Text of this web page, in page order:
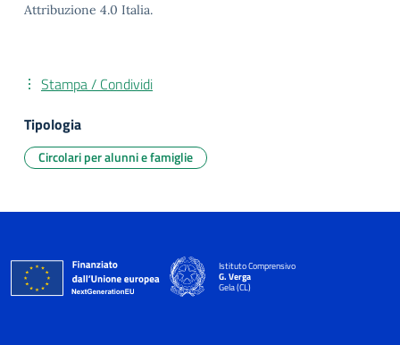
Attribuzione 4.0 Italia.
Stampa / Condividi
Tipologia
Circolari per alunni e famiglie
Istituto Comprensivo
G. Verga
Gela (CL)